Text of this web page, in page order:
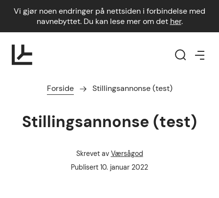
Vi gjør noen endringer på nettsiden i forbindelse med
navnebyttet. Du kan lese mer om det her.
Forside Stillingsannonse (test)
Stillingsannonse (test)
Forfatter
Skrevet av Værsågod
Publisert dato
Publisert 10. januar 2022